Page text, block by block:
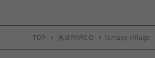
TOP 池袋PARCO fantasy village